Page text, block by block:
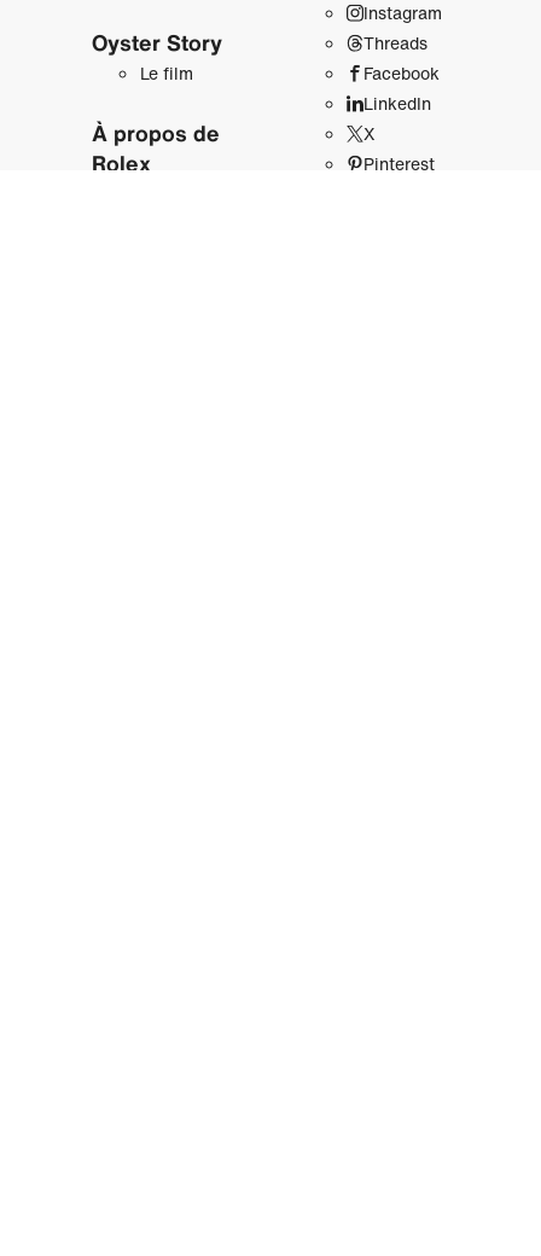
Oyster Story
Le film
À propos de
Rolex
Instagram
Threads
Facebook
LinkedIn
X
Pinterest